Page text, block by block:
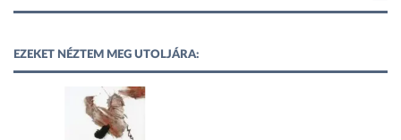
EZEKET NÉZTEM MEG UTOLJÁRA: